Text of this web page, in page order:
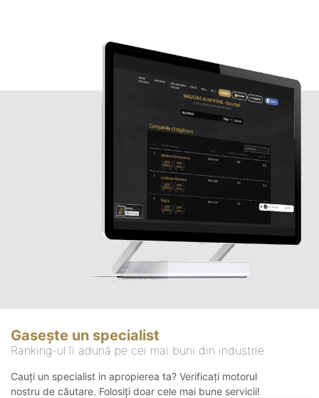
Gasește un specialist
Ranking-ul îi adună pe cei mai buni din industrie
Cauți un specialist in apropierea ta? Verificați motorul
nostru de căutare. Folosiți doar cele mai bune servicii!